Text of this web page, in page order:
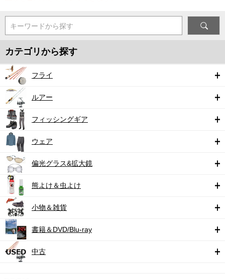
キーワードから探す
カテゴリから探す
フライ
ルアー
フィッシングギア
ウェア
偏光グラス&拡大鏡
熊よけ＆虫よけ
小物＆雑貨
書籍＆DVD/Blu-ray
中古